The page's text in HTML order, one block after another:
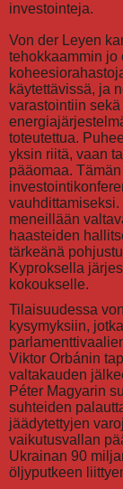
investointeja.
Von der Leyen
tehokkaammin jo
käytettävissä, ja
varastointiin
toteutettua.
yksin riitä, vaan
pääomaa.
meneillään
haasteiden
tärkeänä
Kyproksella
kokoukselle.
Tilaisuudessa
kysymyksiin,
Viktor Orbánin
valtakauden
Péter Magyarin
suhteiden
jäädytettyjen
vaikutusvallan
Ukrainan 90
öljyputkeen